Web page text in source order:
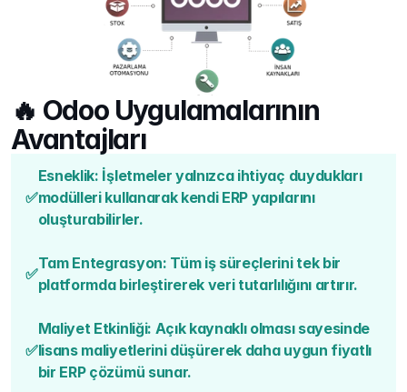
🔥 Odoo Uygulamalarının
Avantajları
✅
Esneklik: İşletmeler yalnızca ihtiyaç duydukları
modülleri kullanarak kendi ERP yapılarını
oluşturabilirler.
✅
Tam Entegrasyon: Tüm iş süreçlerini tek bir
platformda birleştirerek veri tutarlılığını artırır.
✅
Maliyet Etkinliği: Açık kaynaklı olması sayesinde
lisans maliyetlerini düşürerek daha uygun fiyatlı
bir ERP çözümü sunar.